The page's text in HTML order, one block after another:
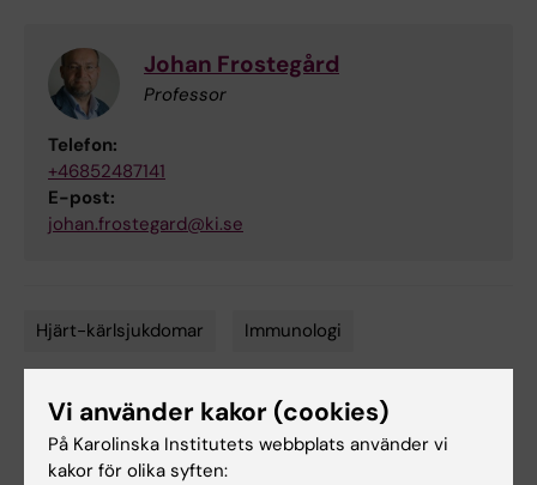
Johan Frostegård
Professor
Telefon:
+46852487141
E-post:
johan.frostegard@ki.se
Hjärt-kärlsjukdomar Immunologi
Uppdaterad av:
Anna Persson 2019-07-10
Vi använder kakor (cookies)
På Karolinska Institutets webbplats använder vi
kakor för olika syften: